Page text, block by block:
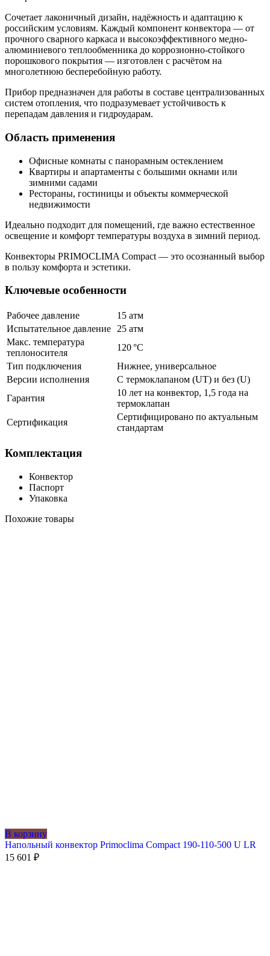
Сочетает лаконичный дизайн, надёжность и адаптацию к
российским условиям. Каждый компонент конвектора — от
прочного сварного каркаса и высокоэффективного медно-
алюминиевого теплообменника до коррозионно-стойкого
порошкового покрытия — изготовлен с расчётом на
многолетнюю бесперебойную работу.
Прибор предназначен для работы в составе централизованных
систем отопления, что подразумевает устойчивость к
перепадам давления и гидроударам.
Область применения
Офисные комнаты с панорамным остеклением
Квартиры и апартаменты с большими окнами или
зимними садами
Рестораны, гостиницы и объекты коммерческой
недвижимости
Идеально подходит для помещений, где важно естественное
освещение и комфорт температуры воздуха в зимний период.
Конвекторы PRIMOCLIMA Compact — это осознанный выбор
в пользу комфорта и эстетики.
Ключевые особенности
Рабочее давление
15 атм
Испытательное давление
25 атм
Макс. температура
теплоносителя
120 °C
Тип подключения
Нижнее, универсальное
Версии исполнения
С термоклапаном (UT) и без (U)
Гарантия
10 лет на конвектор, 1,5 года на
термоклапан
Сертификация
Сертифицировано по актуальным
стандартам
Комплектация
Конвектор
Паспорт
Упаковка
Похожие товары
В корзину
Напольный конвектор Primoclima Compact 190-110-500 U LR
15 601 ₽